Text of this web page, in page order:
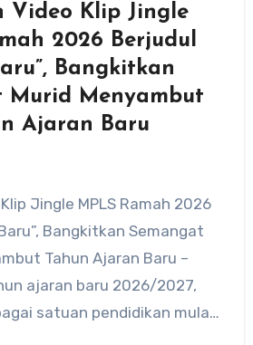
Video Klip Jingle
2026 Berjudul
Bangkitkan
Murid Menyambut
Ajaran Baru
Jingle MPLS Ramah 2026
Bangkitkan Semangat
Tahun Ajaran Baru –
ajaran baru 2026/2027,
satuan pendidikan mulai